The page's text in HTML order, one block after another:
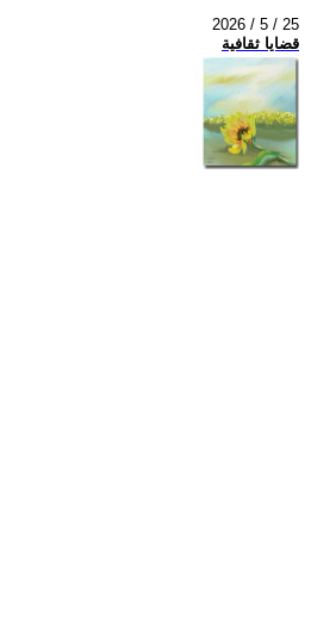
2026 / 5 / 25
قضايا ثقافية